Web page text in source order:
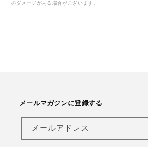
のダメージがある場合がございます。
メールマガジンに登録する
メールアドレス